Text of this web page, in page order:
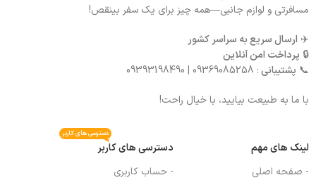
مسافرتی و لوازم جانبی—همه چیز برای یک سفر بینقص!
✈️ ارسال سریع به سراسر کشور
🔒 پرداخت امن آنلاین
📞 پشتیبانی: 09369085258 | 09393198490
با ما به طبیعت بیایید، با خیال راحت!
لینک های مهم
- صفحه اصلی
دسترسی های کاربر
دسترسی های کاربر
- حساب کاربری